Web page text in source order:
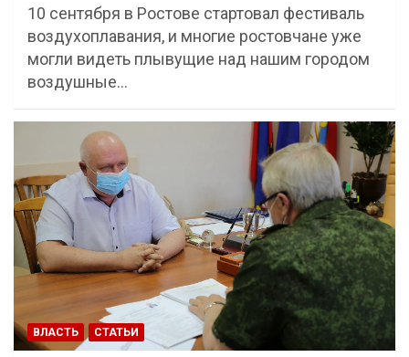
10 сентября в Ростове стартовал фестиваль
воздухоплавания, и многие ростовчане уже
могли видеть плывущие над нашим городом
воздушные…
ВЛАСТЬ СТАТЬИ